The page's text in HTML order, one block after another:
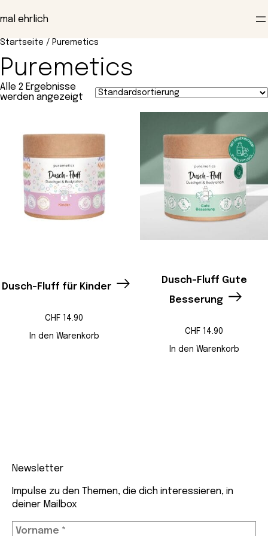
Inhalt
springen
mal ehrlich
Startseite / Puremetics
Puremetics
Alle 2 Ergebnisse
werden angezeigt
Dusch-Fluff für Kinder
CHF 14.90
In den Warenkorb
Dusch-Fluff Gute
Besserung
CHF 14.90
In den Warenkorb
Newsletter
Impulse zu den Themen, die dich interessieren, in
deiner Mailbox